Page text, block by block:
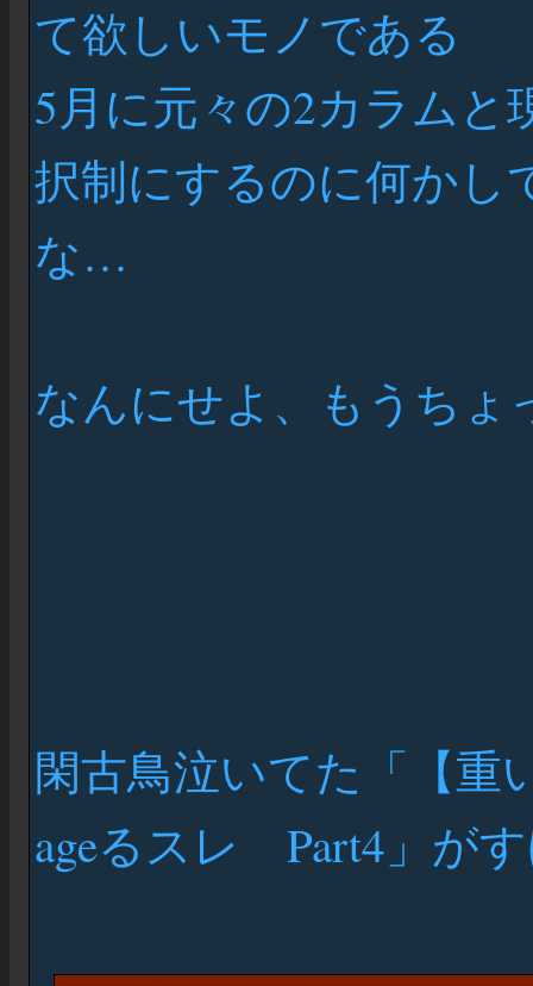
て欲しいモノである
5月に元々の2カラムと
択制にするのに何かし
な…
なんにせよ、もうちょ
閑古鳥泣いてた「【重
ageるスレ Part4」が